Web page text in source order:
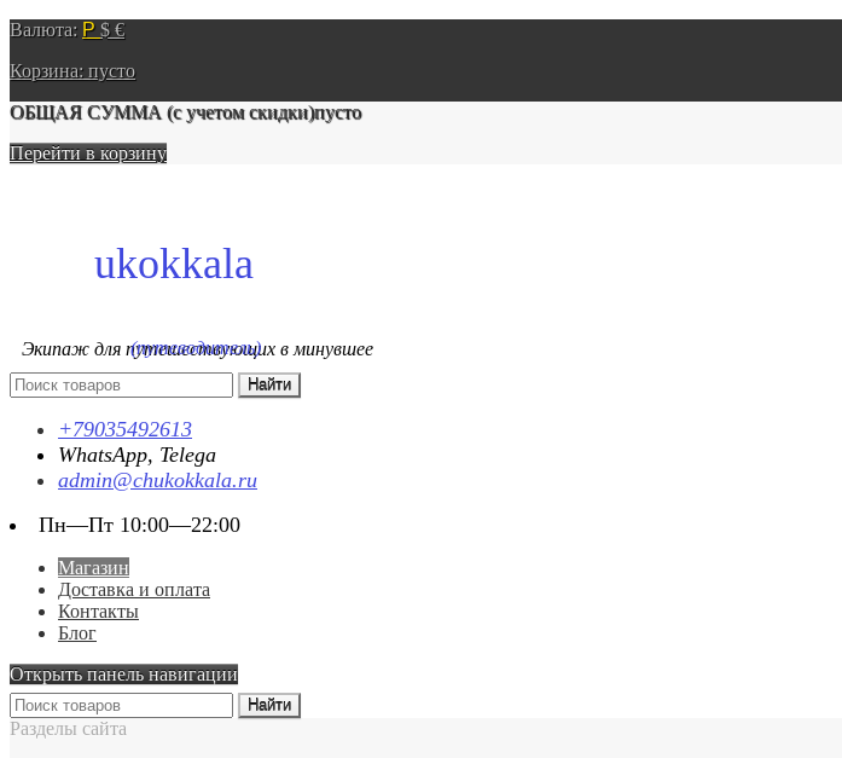
Валюта: Р $ €
Корзина: пусто
ОБЩАЯ СУММА (с учетом скидки)пусто
Перейти в корзину
ukokkala
Экипаж для путешествующих в минувшее
(путеводитель)
+79035492613
WhatsApp, Telega
admin@chukokkala.ru
Пн—Пт 10:00—22:00
Магазин
Доставка и оплата
Контакты
Блог
Открыть панель навигации
Разделы сайта